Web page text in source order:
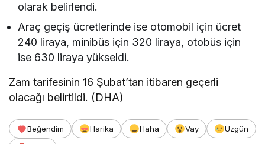
olarak belirlendi.
Araç geçiş ücretlerinde ise otomobil için ücret
240 liraya, minibüs için 320 liraya, otobüs için
ise 630 liraya yükseldi.
Zam tarifesinin 16 Şubat’tan itibaren geçerli
olacağı belirtildi. (DHA)
Beğendim Harika Haha Vay
Üzgün